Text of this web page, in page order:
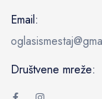
Email:
Društvene mreže: